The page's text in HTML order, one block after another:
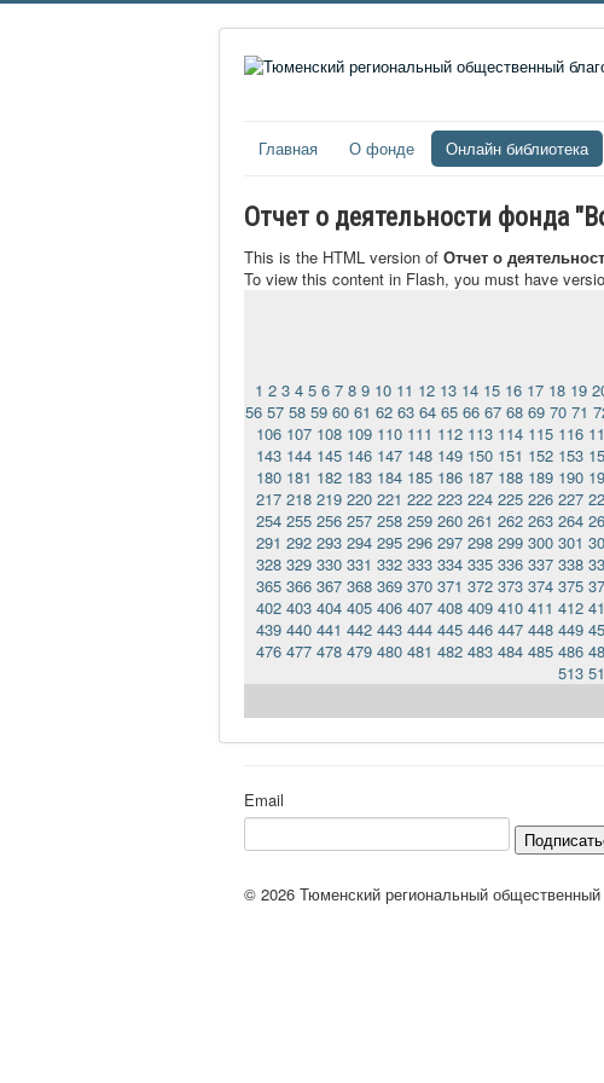
Главная О фонде Онлайн библиотека
Отчет о деятельности фонда
This is the HTML version of Отчет о
To view this content in Flash, you must have
1 2 3 4 5 6 7 8 9 10 11 12 13 14 15 16 17 18 19
56 57 58 59 60 61 62 63 64 65 66 67 68 69 70 71
106 107 108 109 110 111 112 113 114 115 116
143 144 145 146 147 148 149 150 151 152 153
180 181 182 183 184 185 186 187 188 189 190
217 218 219 220 221 222 223 224 225 226 227
254 255 256 257 258 259 260 261 262 263 264
291 292 293 294 295 296 297 298 299 300 301
328 329 330 331 332 333 334 335 336 337 338
365 366 367 368 369 370 371 372 373 374 375
402 403 404 405 406 407 408 409 410 411 412
439 440 441 442 443 444 445 446 447 448 449
476 477 478 479 480 481 482 483 484 485 486
513
Email
© 2026 Тюменский региональный